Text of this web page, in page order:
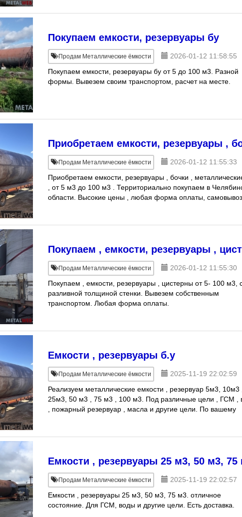
Покупаем емкости, резервуары бу
Продам Металлические ёмкости
2026-01-12 11:58:55
Покупаем емкости, резервуары бу от 5 до 100 м3. Разной
формы. Вывезем своим транспортом, расчет на месте.
Приобретаем емкости, резервуары ,
Продам Металлические ёмкости
2026-01-12 11:55:33
Приобретаем емкости, резервуары , бочки ,
, от 5 м3 до 100 м3 . Территориально покупаем в
области. Высокие цены , любая форма оплаты,
Покупаем , емкости, резервуары ,
Продам Металлические ёмкости
2026-01-12 11:55:30
Покупаем , емкости, резервуары , цистерны от 5- 100 м3,
разливной толщиной стенки. Вывезем собственным
транспортом. Любая форма оплаты.
Емкости , резервуары б.у
Продам Металлические ёмкости
2025-11-19 22:02:59
Реализуем металлические емкости , резервуар 5м3, 10м3
25м3, 50 м3 , 75 м3 , 100 м3. Под различные цели , ГСМ ,
, пожарный резервуар , масла и другие цели. По вашему
Емкости , резервуары 25 м3, 50 м3, 75
Продам Металлические ёмкости
2025-11-19 22:02:57
Емкости , резервуары 25 м3, 50 м3, 75 м3. отличное
состояние. Для ГСМ, воды и другие цели. Есть доставка.